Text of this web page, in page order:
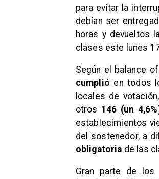
para evitar la
debían ser
horas y devueltos
clases este lunes
Según el balance
cumplió en todos
locales de votación,
otros 146 (un
establecimientos
del sostenedor, a
obligatoria de las
Gran parte de los